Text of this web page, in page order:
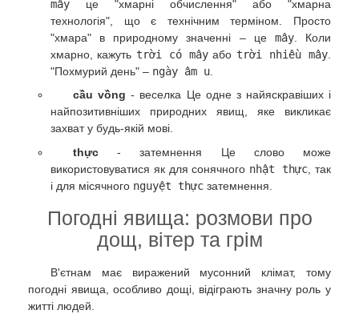
mây це "хмарні обчислення" або "хмарна
технологія", що є технічним терміном. Просто
"хмара" в природному значенні – це mây. Коли
хмарно, кажуть trời có mây або trời nhiều mây
"Похмурий день" – ngày âm u
cầu vồng - веселка Це одне з найяскравіших і
найпозитивніших природних явищ, яке викликає
захват у будь-якій мові.
thực - затемнення Це слово може
використовуватися як для сонячного nhật thực , так
і для місячного nguyệt thực затемнення.
Погодні явища: розмови про
дощ, вітер та грім
В'єтнам має виражений мусонний клімат, тому
погодні явища, особливо дощі, відіграють значну роль у
житті людей.